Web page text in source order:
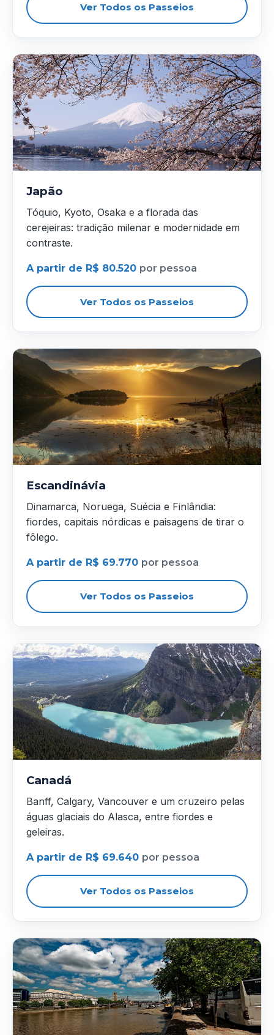
Ver Todos os Passeios
Japão
Tóquio, Kyoto, Osaka e a florada das
cerejeiras: tradição milenar e modernidade em
contraste.
A partir de R$ 80.520 por pessoa
Ver Todos os Passeios
Escandinávia
Dinamarca, Noruega, Suécia e Finlândia:
fiordes, capitais nórdicas e paisagens de tirar o
fôlego.
A partir de R$ 69.770 por pessoa
Ver Todos os Passeios
Canadá
Banff, Calgary, Vancouver e um cruzeiro pelas
águas glaciais do Alasca, entre fiordes e
geleiras.
A partir de R$ 69.640 por pessoa
Ver Todos os Passeios